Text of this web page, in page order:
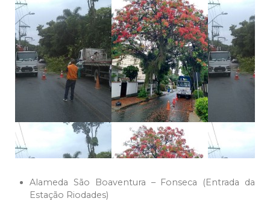
Alameda São Boaventura – Fonseca (Entrada da
Estação Riodades)